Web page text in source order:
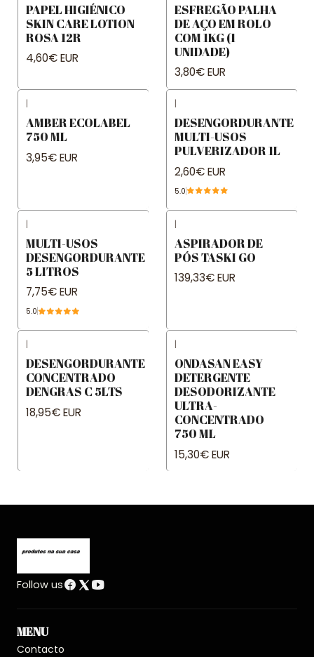
PAPEL HIGIÉNICO
SKIN CARE LOTION
ROSA 12R
4,60€ EUR
ESFREGÃO PALHA
DE AÇO EM ROLO
COM 1KG (1
UNIDADE)
3,80€ EUR
|
AMBER ECOLABEL
750 ML
3,95€ EUR
|
DESENGORDURANTE
MULTI-USOS
PULVERIZADOR 1L
2,60€ EUR
5.0
|
MULTI-USOS
DESENGORDURANTE
5 LITROS
7,75€ EUR
5.0
|
ASPIRADOR DE
PÓS TASKI GO
139,33€ EUR
|
DESENGORDURANTE
CONCENTRADO
DENGRAS C 5LTS
18,95€ EUR
|
ONDASAN EASY
DETERGENTE
DESODORIZANTE
ULTRA-
CONCENTRADO
750 ML
15,30€ EUR
Follow us
MENU
Contacto